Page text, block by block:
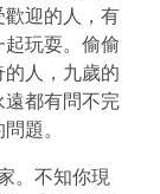
歡迎的人，有
玩耍。偷偷
人，九歲的
遠都有問不完
題。
。不知你現